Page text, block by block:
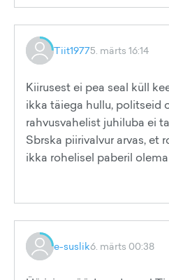
Tiit19775. märts 16:14
Kiirusest ei pea seal küll
ikka täiega hullu, politseid
rahvusvahelist juhiluba ei
Sbrska piirivalvur arvas, et
ikka rohelisel paberil
e-suslik6. märts 00:38